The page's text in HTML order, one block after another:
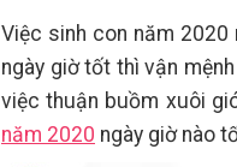
Việc sinh con năm
ngày giờ tốt thì vận
việc thuận buồm xuôi
năm 2020 ngày giờ nào